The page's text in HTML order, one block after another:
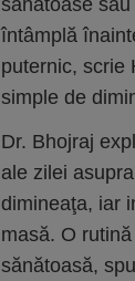
sănătoase
întâmplă
puternic, scrie
simple de
Dr. Bhojraj
ale zilei
dimineaţa, iar
masă. O
sănătoasă,